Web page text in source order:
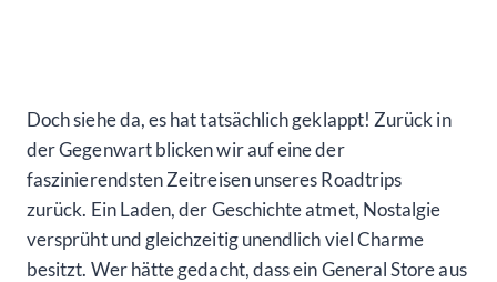
Doch siehe da, es hat tatsächlich geklappt! Zurück in
der Gegenwart blicken wir auf eine der
faszinierendsten Zeitreisen unseres Roadtrips
zurück. Ein Laden, der Geschichte atmet, Nostalgie
versprüht und gleichzeitig unendlich viel Charme
besitzt. Wer hätte gedacht, dass ein General Store aus